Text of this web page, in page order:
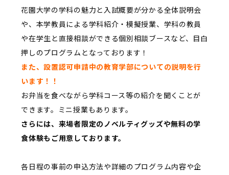
花園大学の学科の魅力と入試概要が分かる全体説明会
や、本学教員による学科紹介・模擬授業、学科の教員
や在学生と直接相談ができる個別相談ブースなど、目白
押しのプログラムとなっております！
また、設置認可申請中の教育学部についての説明を行
います！！
お弁当を食べながら学科コース等の紹介を聞くことが
できます。ミニ授業もあります。
さらには、来場者限定のノベルティグッズや無料の学
食体験もご用意しております。
各日程の事前の申込方法や詳細のプログラム内容や企